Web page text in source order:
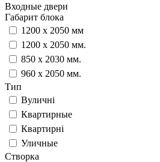
Входные двери
Габарит блока
1200 х 2050 мм
1200 х 2050 мм.
850 х 2030 мм.
960 х 2050 мм.
Тип
Вуличні
Квартирные
Квартирні
Уличные
Створка